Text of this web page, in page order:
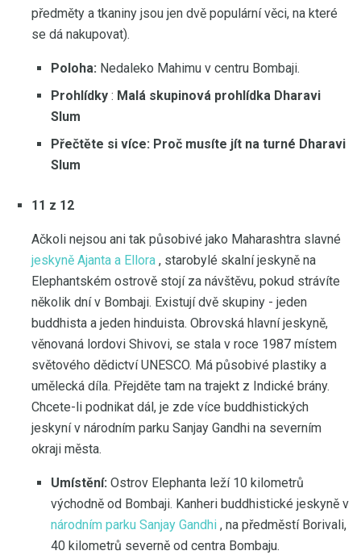
předměty a tkaniny jsou jen dvě populární věci, na které
se dá nakupovat).
Poloha: Nedaleko Mahimu v centru Bombaji.
Prohlídky : Malá skupinová prohlídka Dharavi
Slum
Přečtěte si více: Proč musíte jít na turné Dharavi
Slum
11 z 12
Ačkoli nejsou ani tak působivé jako Maharashtra slavné
jeskyně Ajanta a Ellora , starobylé skalní jeskyně na
Elephantském ostrově stojí za návštěvu, pokud strávíte
několik dní v Bombaji. Existují dvě skupiny - jeden
buddhista a jeden hinduista. Obrovská hlavní jeskyně,
věnovaná lordovi Shivovi, se stala v roce 1987 místem
světového dědictví UNESCO. Má působivé plastiky a
umělecká díla. Přejděte tam na trajekt z Indické brány.
Chcete-li podnikat dál, je zde více buddhistických
jeskyní v národním parku Sanjay Gandhi na severním
okraji města.
Umístění: Ostrov Elephanta leží 10 kilometrů
východně od Bombaji. Kanheri buddhistické jeskyně v
národním parku Sanjay Gandhi , na předměstí Borivali,
40 kilometrů severně od centra Bombaju.